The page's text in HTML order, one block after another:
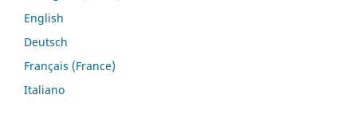
English
Deutsch
Français (France)
Italiano